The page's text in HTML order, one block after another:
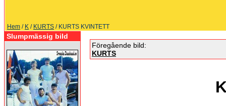
Hem / K / KURTS / KURTS KVINTETT
Slumpmässig bild
Föregående bild:
KURTS